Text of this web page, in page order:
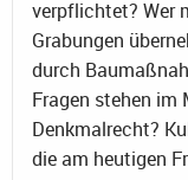
verpflichtet? Wer
Grabungen
durch
Fragen stehen im
Denkmalrecht?
die am heutigen